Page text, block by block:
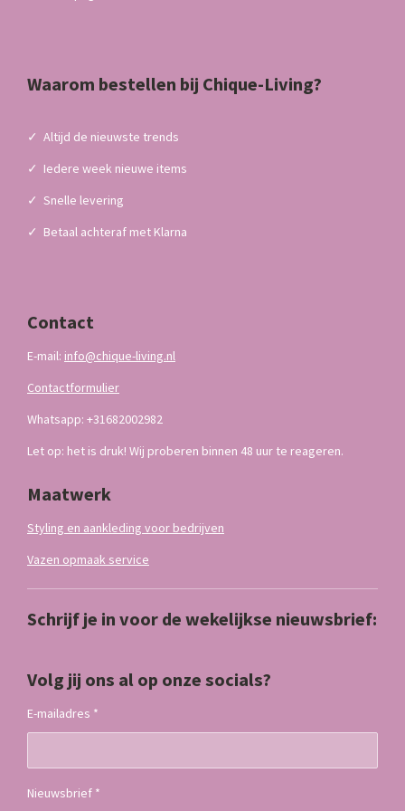
Waarom bestellen bij Chique-Living?
✓ Altijd de nieuwste trends
✓ Iedere week nieuwe items
✓ Snelle levering
✓ Betaal achteraf met Klarna
Contact
E-mail: info@chique-living.nl
Contactformulier
Whatsapp: +31682002982
Let op: het is druk! Wij proberen binnen 48 uur te reageren.
Maatwerk
Styling en aankleding voor bedrijven
Vazen opmaak service
Schrijf je in voor de wekelijkse nieuwsbrief:
Volg jij ons al op onze socials?
E-mailadres *
Nieuwsbrief *